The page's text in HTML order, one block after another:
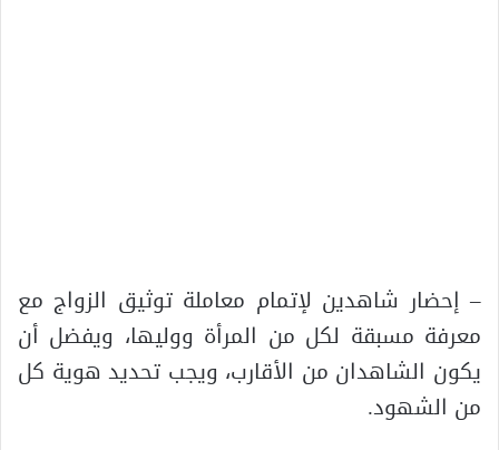
– إحضار شاهدين لإتمام معاملة توثيق الزواج مع
معرفة مسبقة لكل من المرأة ووليها، ويفضل أن
يكون الشاهدان من الأقارب، ويجب تحديد هوية كل
من الشهود.